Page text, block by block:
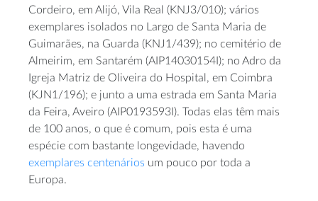
Cordeiro, em Alijó, Vila Real (KNJ3/010); vários
exemplares isolados no Largo de Santa Maria de
Guimarães, na Guarda (KNJ1/439); no cemitério de
Almeirim, em Santarém (AIP14030154I); no Adro da
Igreja Matriz de Oliveira do Hospital, em Coimbra
(KJN1/196); e junto a uma estrada em Santa Maria
da Feira, Aveiro (AIP0193593I). Todas elas têm mais
de 100 anos, o que é comum, pois esta é uma
espécie com bastante longevidade, havendo
exemplares centenários um pouco por toda a
Europa.